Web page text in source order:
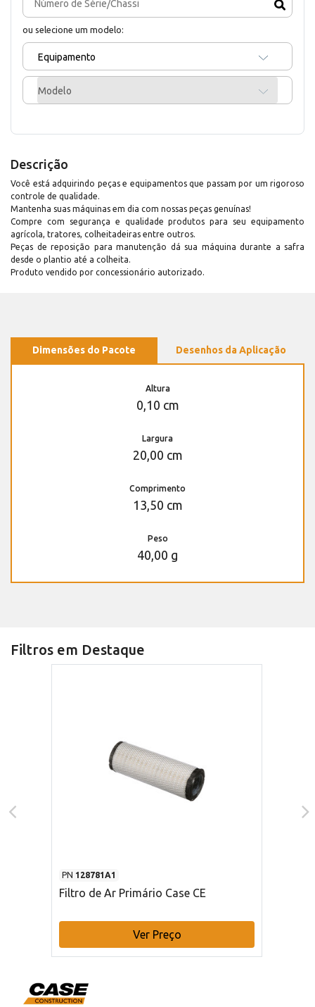
ou selecione um modelo:
Equipamento
Modelo
Descrição
Você está adquirindo peças e equipamentos que passam por um rigoroso
controle de qualidade.
Mantenha suas máquinas em dia com nossas peças genuínas!
Compre com segurança e qualidade produtos para seu equipamento
agrícola, tratores, colheitadeiras entre outros.
Peças de reposição para manutenção dá sua máquina durante a safra
desde o plantio até a colheita.
Produto vendido por concessionário autorizado.
Dimensões do Pacote Desenhos da Aplicação
Altura
0,10 cm
Largura
20,00 cm
Comprimento
13,50 cm
Peso
40,00 g
Filtros em Destaque
PN 128781A1
Filtro de Ar Primário Case CE
Ver Preço